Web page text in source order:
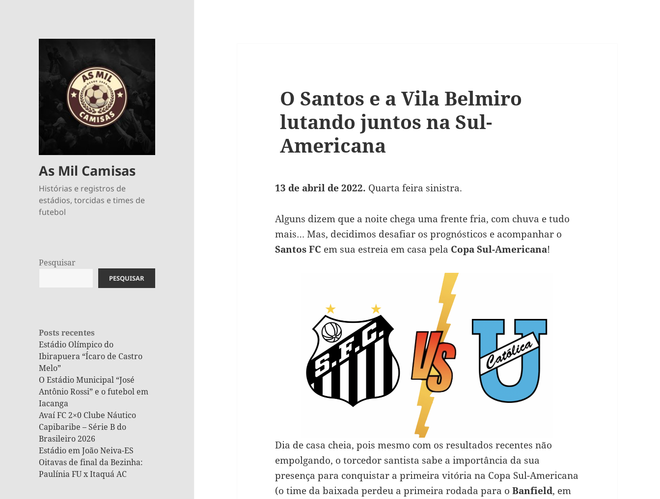
As Mil Camisas
Histórias e registros de
estádios, torcidas e times de
futebol
Pesquisar
PESQUISAR
Posts recentes
Estádio Olímpico do
Ibirapuera “Ícaro de Castro
Melo”
O Estádio Municipal “José
Antônio Rossi” e o futebol em
Iacanga
Avaí FC 2×0 Clube Náutico
Capibaribe – Série B do
Brasileiro 2026
Estádio em João Neiva-ES
Oitavas de final da Bezinha:
Paulínia FU x Itaquá AC
O Santos e a Vila Belmiro
lutando juntos na Sul-
Americana
13 de abril de 2022. Quarta feira sinistra.
Alguns dizem que a noite chega uma frente fria, com chuva e tudo
mais… Mas, decidimos desafiar os prognósticos e acompanhar o
Santos FC em sua estreia em casa pela Copa Sul-Americana!
Dia de casa cheia, pois mesmo com os resultados recentes não
empolgando, o torcedor santista sabe a importância da sua
presença para conquistar a primeira vitória na Copa Sul-Americana
(o time da baixada perdeu a primeira rodada para oBanfield, em